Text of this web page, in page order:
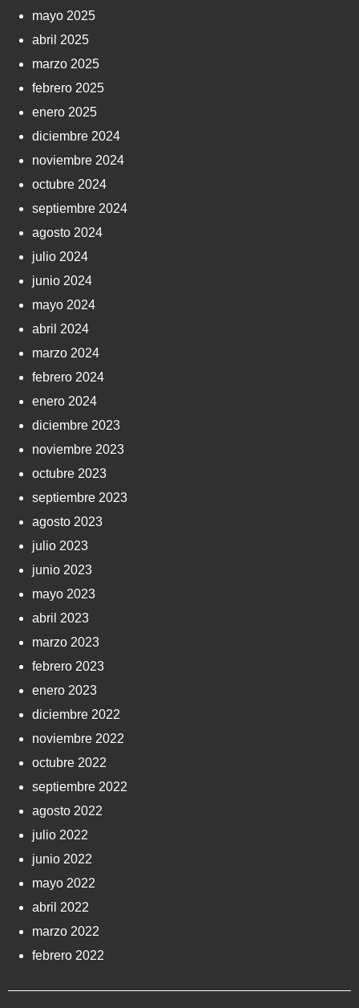
mayo 2025
abril 2025
marzo 2025
febrero 2025
enero 2025
diciembre 2024
noviembre 2024
octubre 2024
septiembre 2024
agosto 2024
julio 2024
junio 2024
mayo 2024
abril 2024
marzo 2024
febrero 2024
enero 2024
diciembre 2023
noviembre 2023
octubre 2023
septiembre 2023
agosto 2023
julio 2023
junio 2023
mayo 2023
abril 2023
marzo 2023
febrero 2023
enero 2023
diciembre 2022
noviembre 2022
octubre 2022
septiembre 2022
agosto 2022
julio 2022
junio 2022
mayo 2022
abril 2022
marzo 2022
febrero 2022